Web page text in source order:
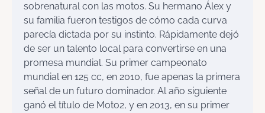
sobrenatural con las motos. Su hermano Álex y
su familia fueron testigos de cómo cada curva
parecía dictada por su instinto. Rápidamente dejó
de ser un talento local para convertirse en una
promesa mundial. Su primer campeonato
mundial en 125 cc, en 2010, fue apenas la primera
señal de un futuro dominador. Al año siguiente
ganó el título de Moto2, y en 2013, en su primer